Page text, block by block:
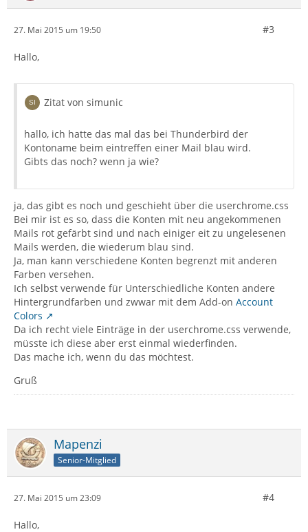
27. Mai 2015 um 19:50 #3
Hallo,
Zitat von simunic
hallo, ich hatte das mal das bei Thunderbird der
Kontoname beim eintreffen einer Mail blau wird.
Gibts das noch? wenn ja wie?
ja, das gibt es noch und geschieht über die userchrome.css
Bei mir ist es so, dass die Konten mit neu angekommenen
Mails rot gefärbt sind und nach einiger eit zu ungelesenen
Mails werden, die wiederum blau sind.
Ja, man kann verschiedene Konten begrenzt mit anderen
Farben versehen.
Ich selbst verwende für Unterschiedliche Konten andere
Hintergrundfarben und zwwar mit dem Add-on Account
Colors
Da ich recht viele Einträge in der userchrome.css verwende,
müsste ich diese aber erst einmal wiederfinden.
Das mache ich, wenn du das möchtest.
Gruß
Mapenzi
Senior-Mitglied
27. Mai 2015 um 23:09 #4
Hallo,